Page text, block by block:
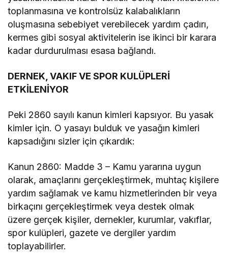
toplanmasına ve kontrolsüz kalabalıkların
oluşmasına sebebiyet verebilecek yardım çadırı,
kermes gibi sosyal aktivitelerin ise ikinci bir karara
kadar durdurulması esasa bağlandı.
DERNEK, VAKIF VE SPOR KULÜPLERİ
ETKİLENİYOR
Peki 2860 sayılı kanun kimleri kapsıyor. Bu yasak
kimler için. O yasayı bulduk ve yasağın kimleri
kapsadığını sizler için çıkardık:
Kanun 2860: Madde 3 – Kamu yararına uygun
olarak, amaçlarını gerçekleştirmek, muhtaç kişilere
yardım sağlamak ve kamu hizmetlerinden bir veya
birkaçını gerçekleştirmek veya destek olmak
üzere gerçek kişiler, dernekler, kurumlar, vakıflar,
spor kulüpleri, gazete ve dergiler yardım
toplayabilirler.